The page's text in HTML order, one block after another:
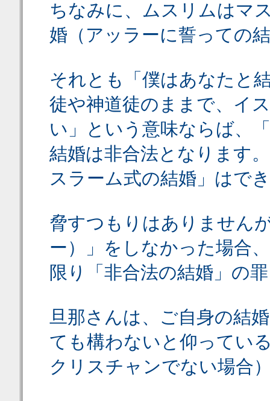
ちなみに、ムスリムはマ
婚（アッラーに誓っての
それとも「僕はあなたと
徒や神道徒のままで、イ
い」という意味ならば、
結婚は非合法となります
スラーム式の結婚」はで
脅すつもりはありません
ー）」をしなかった場合
限り「非合法の結婚」の
旦那さんは、ご自身の結
ても構わないと仰ってい
クリスチャンでない場合